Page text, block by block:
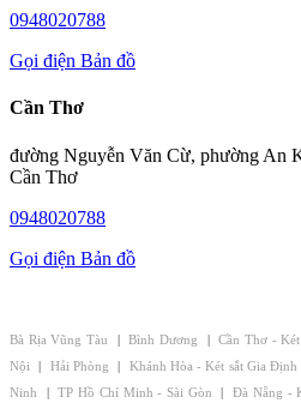
0948020788
Gọi điện Bản đồ
Cần Thơ
đường Nguyễn Văn Cừ, phường An
Cần Thơ
0948020788
Gọi điện Bản đồ
Bà Rịa Vũng Tàu | Bình Dương | Cần Thơ -
Nội
| Hải Phòng | Khánh Hòa - Két sắt Gia
Ninh
| TP Hồ Chí Minh - Sài Gòn | Đà Nẵng -